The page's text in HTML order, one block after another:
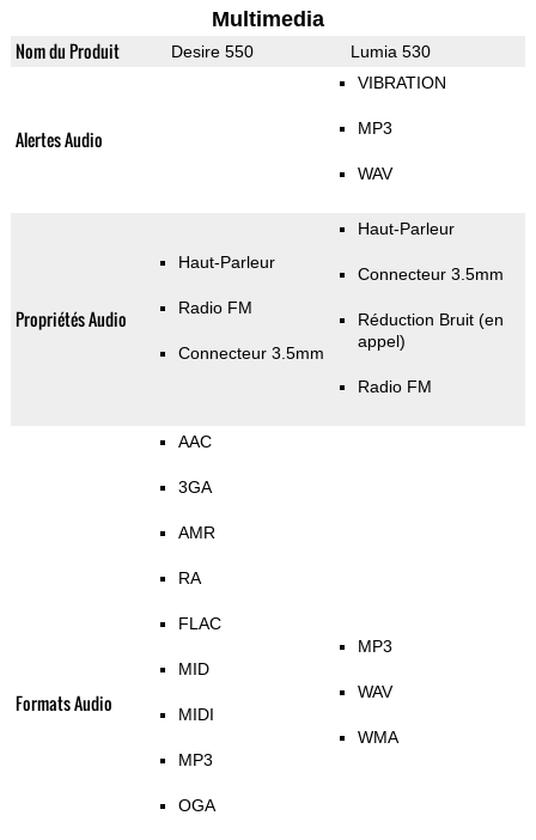
Multimedia
Nom du Produit Desire 550 Lumia 530
Alertes Audio
VIBRATION
MP3
WAV
Propriétés Audio
Haut-Parleur
Radio FM
Connecteur 3.5mm
Haut-Parleur
Connecteur 3.5mm
Réduction Bruit (en
appel)
Radio FM
Formats Audio
AAC
3GA
AMR
RA
FLAC
MID
MIDI
MP3
OGA
MP3
WAV
WMA